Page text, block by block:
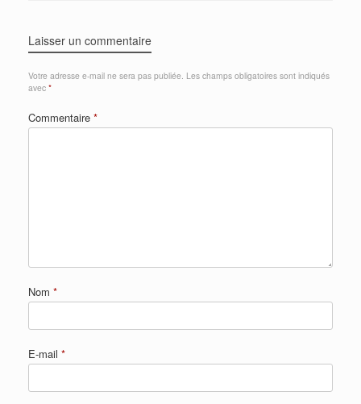
Laisser un commentaire
Votre adresse e-mail ne sera pas publiée. Les champs obligatoires sont indiqués
avec *
Commentaire *
Nom *
E-mail *